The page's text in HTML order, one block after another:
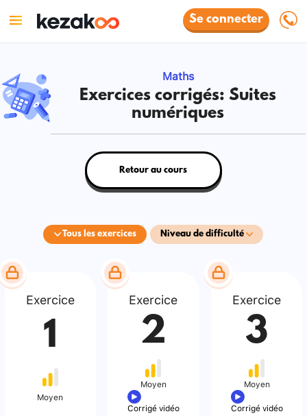
Se connecter
Maths
Exercices corrigés: Suites
numériques
Tous les exercices Niveau de difficulté
Retour au cours
Exercice
1
Moyen
Exercice
2
Moyen
Corrigé vidéo
Exercice
3
Moyen
Corrigé vidéo